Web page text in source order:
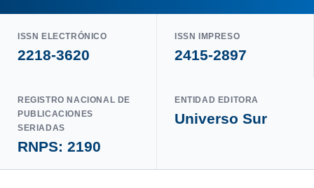
ISSN ELECTRÓNICO
2218-3620
ISSN IMPRESO
2415-2897
REGISTRO NACIONAL DE
PUBLICACIONES
SERIADAS
RNPS: 2190
ENTIDAD EDITORA
Universo Sur